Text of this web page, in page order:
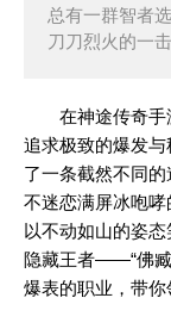
总有一群智者
刀刀烈火的一
在神途传奇手
追求极致的爆发
了一条截然不同
不迷恋满屏冰咆哮
以不动如山的姿
隐藏王者——“佛臧
爆表的职业，带你